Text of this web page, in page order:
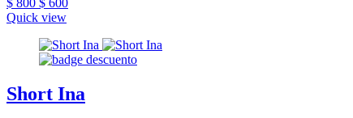
$ 800 $ 600
Quick view
Short Ina